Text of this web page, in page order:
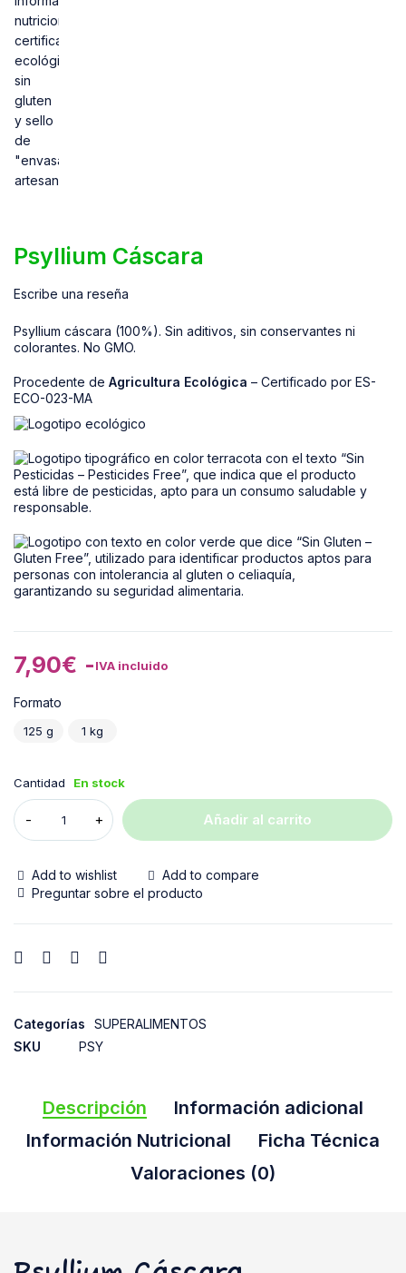
Psyllium Cáscara
Escribe una reseña
Psyllium cáscara (100%). Sin aditivos, sin conservantes ni
colorantes. No GMO.
Procedente de Agricultura Ecológica – Certificado por ES-
ECO-023-MA
7,90€ -IVA incluido
Formato
125 g 1 kg
Cantidad En stock
Añadir al carrito
Add to wishlist
Add to compare
Preguntar sobre el producto
Categorías
SUPERALIMENTOS
SKU
PSY
Descripción
Información adicional
Información Nutricional
Ficha Técnica
Valoraciones (0)